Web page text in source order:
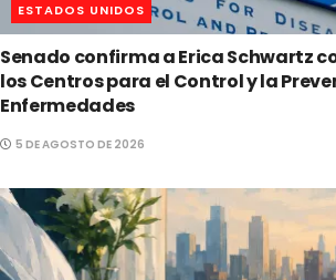
ESTADOS UNIDOS
Senado confirma a Erica Schwartz
los Centros para el Control y la
Enfermedades
5 DE AGOSTO DE 2026